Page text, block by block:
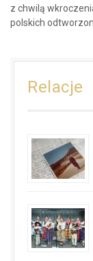
z chwilą
polskich
Relacje